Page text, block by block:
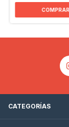
CATEGORÍAS